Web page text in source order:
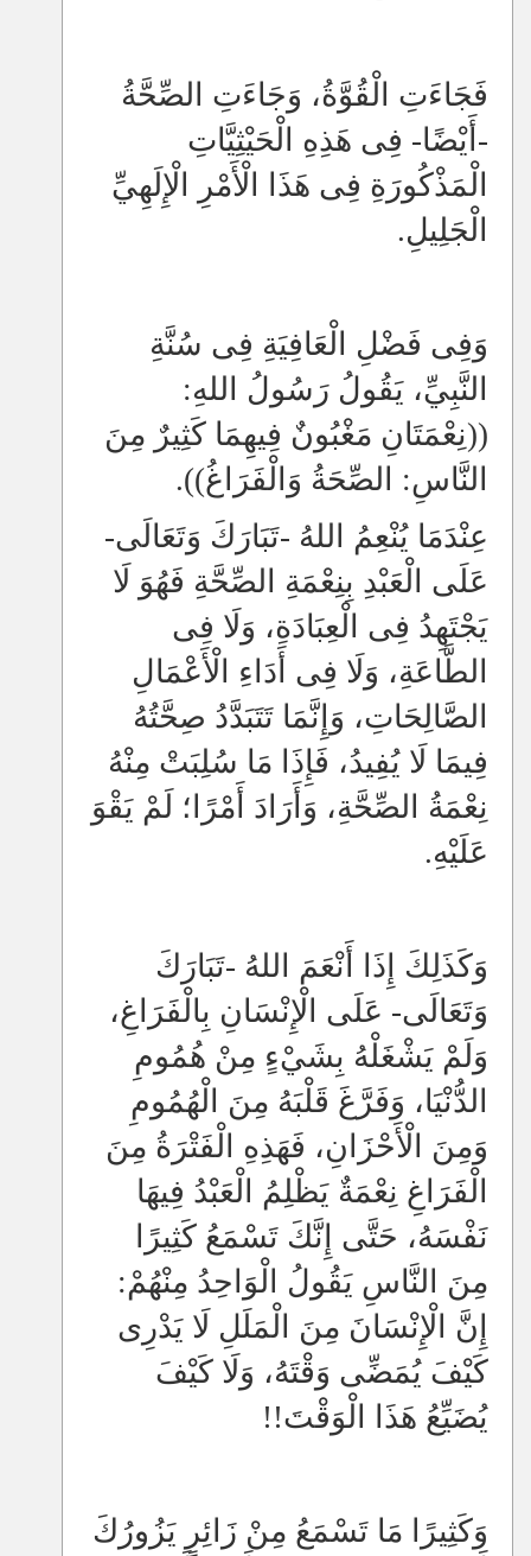
فَجَاءَتِ الْقُوَّةُ، وَجَاءَتِ الصِّحَّةُ
-أَيْضًا- فِى هَذِهِ الْحَيْثِيَّاتِ
الْمَذْكُورَةِ فِى هَذَا الْأَمْرِ الْإِلَهِيِّ
الْجَلِيلِ.
وَفِى فَضْلِ الْعَافِيَةِ فِى سُنَّةِ
النَّبِيِّ، يَقُولُ رَسُولُ اللهِ:
((نِعْمَتَانِ مَغْبُونٌ فِيهِمَا كَثِيرٌ مِنَ
النَّاسِ: الصِّحَةُ وَالْفَرَاغُ)).
عِنْدَمَا يُنْعِمُ اللهُ -تَبَارَكَ وَتَعَالَى-
عَلَى الْعَبْدِ بِنِعْمَةِ الصِّحَّةِ فَهُوَ لَا
يَجْتَهِدُ فِى الْعِبَادَةِ، وَلَا فِى
الطَّاعَةِ، وَلَا فِى أَدَاءِ الْأَعْمَالِ
الصَّالِحَاتِ، وَإِنَّمَا تَتَبَدَّدُ صِحَّتُهُ
فِيمَا لَا يُفِيدُ، فَإِذَا مَا سُلِبَتْ مِنْهُ
نِعْمَةُ الصِّحَّةِ، وَأَرَادَ أَمْرًا؛ لَمْ يَقْوَ
عَلَيْهِ.
وَكَذَلِكَ إِذَا أَنْعَمَ اللهُ -تَبَارَكَ
وَتَعَالَى- عَلَى الْإِنْسَانِ بِالْفَرَاغِ،
وَلَمْ يَشْغَلْهُ بِشَيْءٍ مِنْ هُمُومِ
الدُّنْيَا، وَفَرَّغَ قَلْبَهُ مِنَ الْهُمُومِ
وَمِنَ الْأَحْزَانِ، فَهَذِهِ الْفَتْرَةُ مِنَ
الْفَرَاغِ نِعْمَةٌ يَظْلِمُ الْعَبْدُ فِيهَا
نَفْسَهُ، حَتَّى إِنَّكَ تَسْمَعُ كَثِيرًا
مِنَ النَّاسِ يَقُولُ الْوَاحِدُ مِنْهُمْ:
إِنَّ الْإِنْسَانَ مِنَ الْمَلَلِ لَا يَدْرِى
كَيْفَ يُمَضِّى وَقْتَهُ، وَلَا كَيْفَ
يُضَيِّعُ هَذَا الْوَقْتَ!!
وَكَثِيرًا مَا تَسْمَعُ مِنْ زَائِرٍ يَزُورُكَ